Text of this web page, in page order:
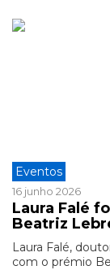
Eventos
16 junho 2026
Laura Falé
Beatriz
Laura Falé,
com o prémio